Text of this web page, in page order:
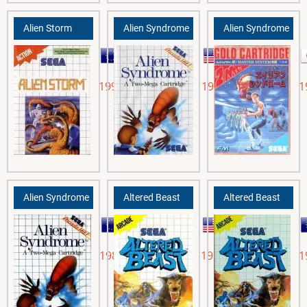
Alien Storm
1991
Alien Syndrome
1988
Alien Syndrome
Alien Syndrome
1988
Altered Beast
1989
Altered Beast